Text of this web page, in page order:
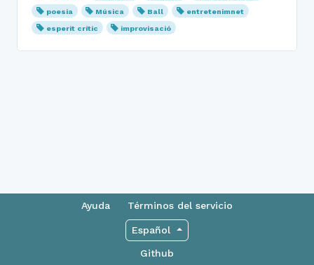
poesia
Música Ball
entretenimnet
esperit crític
improvisació
Ayuda Términos del servicio
Español
Github